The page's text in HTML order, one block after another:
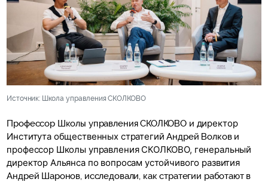
Источник: Школа управления СКОЛКОВО
Профессор Школы управления СКОЛКОВО и директор
Института общественных стратегий Андрей Волков и
профессор Школы управления СКОЛКОВО, генеральный
директор Альянса по вопросам устойчивого развития
Андрей Шаронов, исследовали, как стратегии работают в